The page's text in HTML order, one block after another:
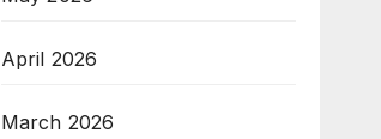
April 2026
March 2026